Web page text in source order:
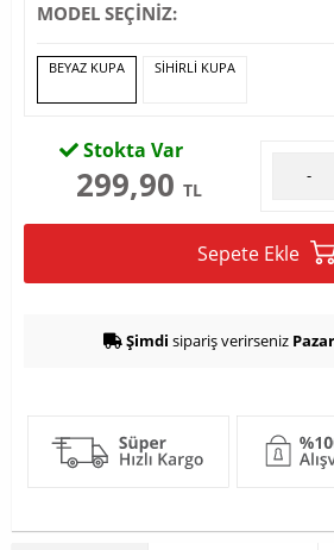
MODEL SEÇİNİZ:
BEYAZ KUPA SİHİRLİ KUPA
Stokta Var
299,90 TL
-
Sepete Ekle
Şimdi sipariş verirseniz